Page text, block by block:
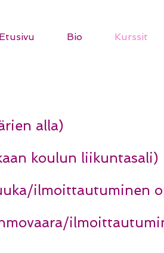
Etusivu Bio Kurssit
alla)
koulun liikuntasali)
ilmoittautuminen